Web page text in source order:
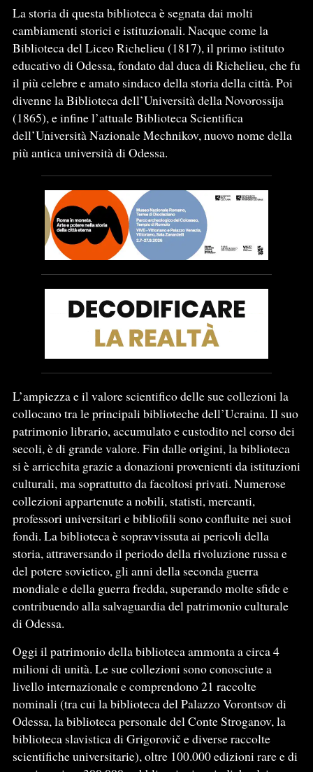
La storia di questa biblioteca è segnata dai molti
cambiamenti storici e istituzionali. Nacque come la
Biblioteca del Liceo Richelieu (1817), il primo istituto
educativo di Odessa, fondato dal duca di Richelieu, che fu
il più celebre e amato sindaco della storia della città. Poi
divenne la Biblioteca dell’Università della Novorossija
(1865), e infine l’attuale Biblioteca Scientifica
dell’Università Nazionale Mechnikov, nuovo nome della
più antica università di Odessa.
L’ampiezza e il valore scientifico delle sue collezioni la
collocano tra le principali biblioteche dell’Ucraina. Il suo
patrimonio librario, accumulato e custodito nel corso dei
secoli, è di grande valore. Fin dalle origini, la biblioteca
si è arricchita grazie a donazioni provenienti da istituzioni
culturali, ma soprattutto da facoltosi privati. Numerose
collezioni appartenute a nobili, statisti, mercanti,
professori universitari e bibliofili sono confluite nei suoi
fondi. La biblioteca è sopravvissuta ai pericoli della
storia, attraversando il periodo della rivoluzione russa e
del potere sovietico, gli anni della seconda guerra
mondiale e della guerra fredda, superando molte sfide e
contribuendo alla salvaguardia del patrimonio culturale
di Odessa.
Oggi il patrimonio della biblioteca ammonta a circa 4
milioni di unità. Le sue collezioni sono conosciute a
livello internazionale e comprendono 21 raccolte
nominali (tra cui la biblioteca del Palazzo Vorontsov di
Odessa, la biblioteca personale del Conte Stroganov, la
biblioteca slavistica di Grigorovič e diverse raccolte
scientifiche universitarie), oltre 100.000 edizioni rare e di